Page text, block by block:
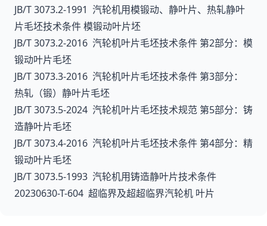
JB/T 3073.2-1991 汽轮机用模锻动、静叶片、热轧静叶
片毛坯技术条件 模锻动叶片坯
JB/T 3073.2-2016 汽轮机叶片毛坯技术条件 第2部分：模
锻动叶片毛坯
JB/T 3073.3-2016 汽轮机叶片毛坯技术条件 第3部分：
热轧（锻）静叶片毛坯
JB/T 3073.5-2024 汽轮机叶片毛坯技术规范 第5部分：铸
造静叶片毛坯
JB/T 3073.4-2016 汽轮机叶片毛坯技术条件 第4部分：精
锻动叶片毛坯
JB/T 3073.5-1993 汽轮机用铸造静叶片技术条件
20230630-T-604 超临界及超超临界汽轮机 叶片